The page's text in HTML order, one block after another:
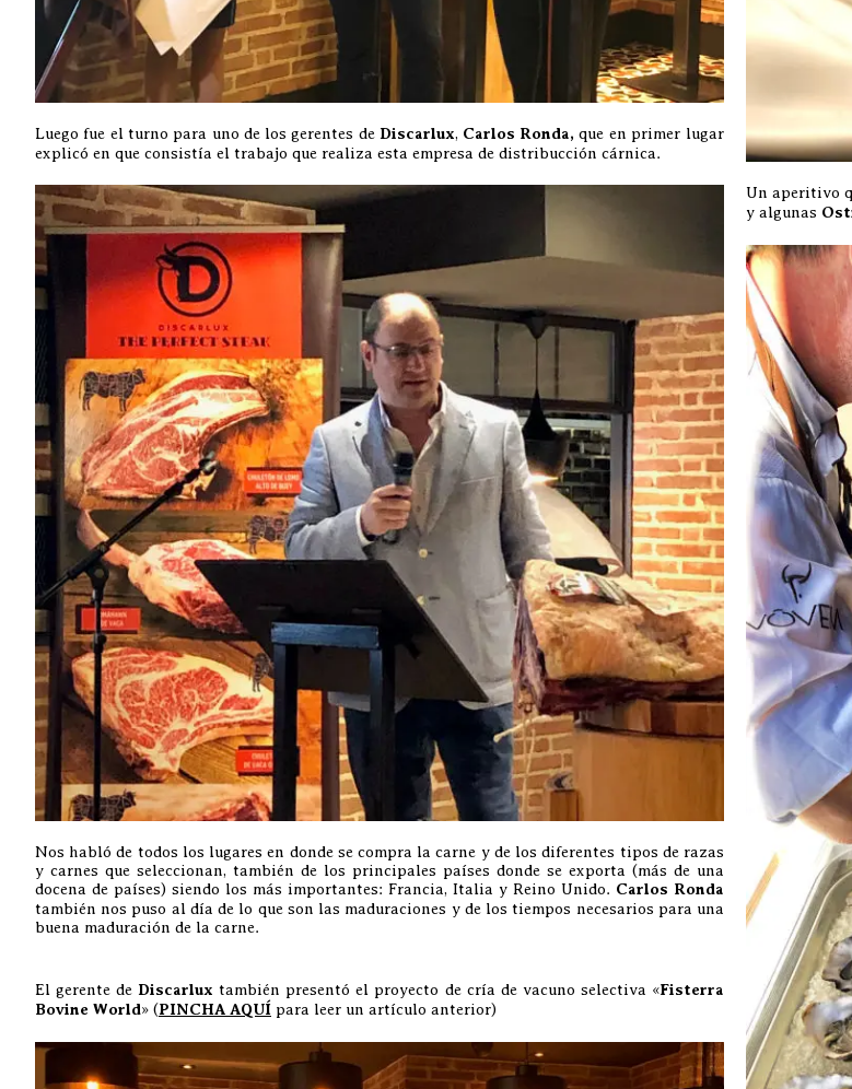
Luego fue el turno para uno de los gerentes de Discarlux, Carlos Ronda, que en primer lugar
explicó en que consistía el trabajo que realiza esta empresa de distribucción cárnica.
Nos habló de todos los lugares en donde se compra la carne y de los diferentes tipos de razas
y carnes que seleccionan, también de los principales países donde se exporta (más de una
docena de países) siendo los más importantes: Francia, Italia y Reino Unido. Carlos Ronda
también nos puso al día de lo que son las maduraciones y de los tiempos necesarios para una
buena maduración de la carne.
El gerente de Discarlux también presentó el proyecto de cría de vacuno selectiva «Fisterra
Bovine World» (PINCHA AQUÍ para leer un artículo anterior)
Un aperitivo
y algunas